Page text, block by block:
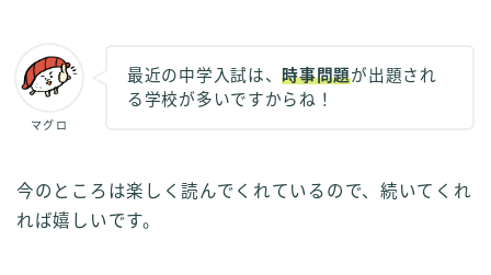
マグロ
最近の中学入試は、時事問題が出題され
る学校が多いですからね！
今のところは楽しく読んでくれているので、続いてくれ
れば嬉しいです。